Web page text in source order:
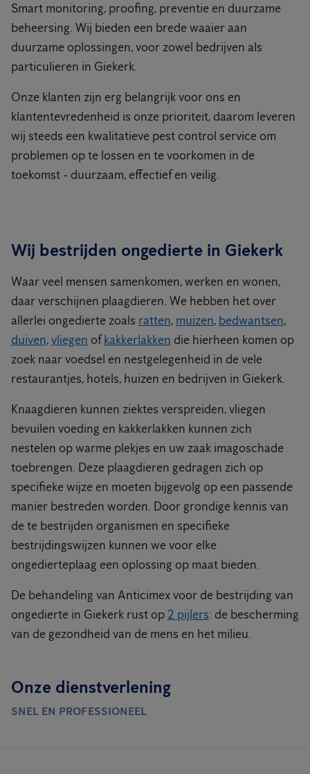
Smart monitoring, proofing, preventie en duurzame
beheersing. Wij bieden een brede waaier aan
duurzame oplossingen, voor zowel bedrijven als
particulieren in Giekerk.
Onze klanten zijn erg belangrijk voor ons en
klantentevredenheid is onze prioriteit, daarom leveren
wij steeds een kwalitatieve pest control service om
problemen op te lossen en te voorkomen in de
toekomst - duurzaam, effectief en veilig.
Wij bestrijden ongedierte in Giekerk
Waar veel mensen samenkomen, werken en wonen,
daar verschijnen plaagdieren. We hebben het over
allerlei ongedierte zoals ratten, muizen, bedwantsen,
duiven,vliegen ofkakkerlakken die hierheen komen op
zoek naar voedsel en nestgelegenheid in de vele
restaurantjes, hotels, huizen en bedrijven in Giekerk.
Knaagdieren kunnen ziektes verspreiden, vliegen
bevuilen voeding en kakkerlakken kunnen zich
nestelen op warme plekjes en uw zaak imagoschade
toebrengen. Deze plaagdieren gedragen zich op
specifieke wijze en moeten bijgevolg op een passende
manier bestreden worden. Door grondige kennis van
de te bestrijden organismen en specifieke
bestrijdingswijzen kunnen we voor elke
ongedierteplaag een oplossing op maat bieden.
De behandeling van Anticimex voor de bestrijding van
ongedierte in Giekerk rust op 2 pijlers: de bescherming
van de gezondheid van de mens en het milieu.
Onze dienstverlening
SNEL EN PROFESSIONEEL